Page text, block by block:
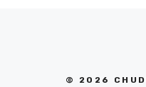
© 2026